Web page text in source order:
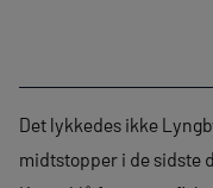
Det lykkedes ikke
midtstopper i de sidste